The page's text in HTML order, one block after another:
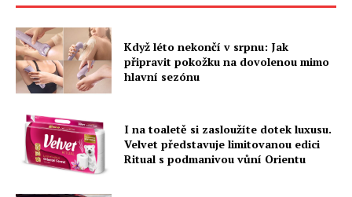
Když léto nekončí v srpnu: Jak
připravit pokožku na dovolenou mimo
hlavní sezónu
I na toaletě si zasloužíte dotek luxusu.
Velvet představuje limitovanou edici
Ritual s podmanivou vůní Orientu